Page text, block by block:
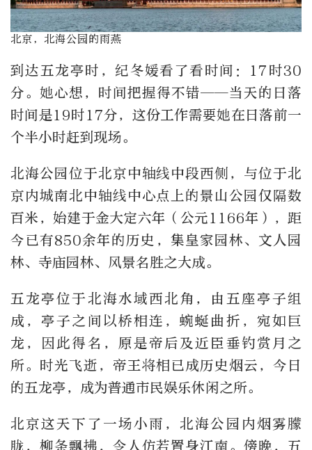
北京，北海公园的雨燕
到达五龙亭时，纪冬媛看了看时间：17时30
分。她心想，时间把握得不错——当天的日落
时间是19时17分，这份工作需要她在日落前一
个半小时赶到现场。
北海公园位于北京中轴线中段西侧，与位于北
京内城南北中轴线中心点上的景山公园仅隔数
百米，始建于金大定六年（公元1166年），距
今已有850余年的历史，集皇家园林、文人园
林、寺庙园林、风景名胜之大成。
五龙亭位于北海水域西北角，由五座亭子组
成，亭子之间以桥相连，蜿蜒曲折，宛如巨
龙，因此得名，原是帝后及近臣垂钓赏月之
所。时光飞逝，帝王将相已成历史烟云，今日
的五龙亭，成为普通市民娱乐休闲之所。
北京这天下了一场小雨，北海公园内烟雾朦
胧，柳条飘拂，令人仿若置身江南。傍晚，五